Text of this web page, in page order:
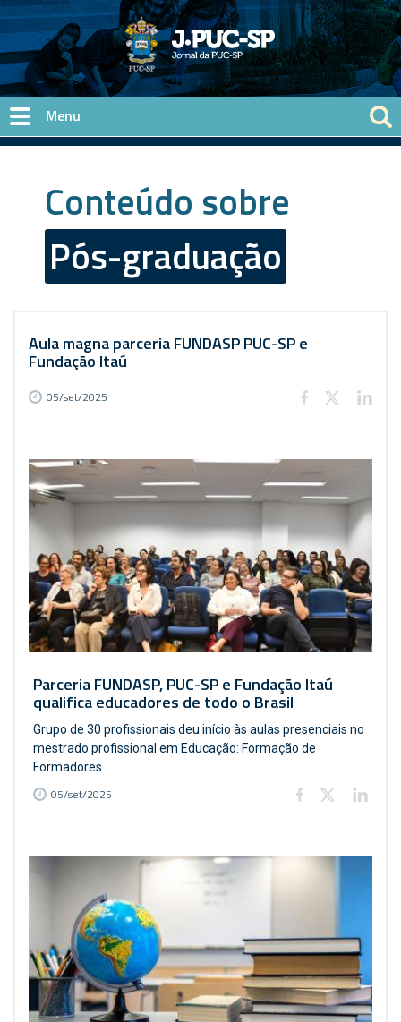
Pular para o conteúdo principal
Conteúdo sobre
Pós-graduação
Aula magna parceria FUNDASP PUC-SP e
Fundação Itaú
05/set/2025
Parceria FUNDASP, PUC-SP e Fundação Itaú
qualifica educadores de todo o Brasil
Grupo de 30 profissionais deu início às aulas presenciais no
mestrado profissional em Educação: Formação de
Formadores
05/set/2025